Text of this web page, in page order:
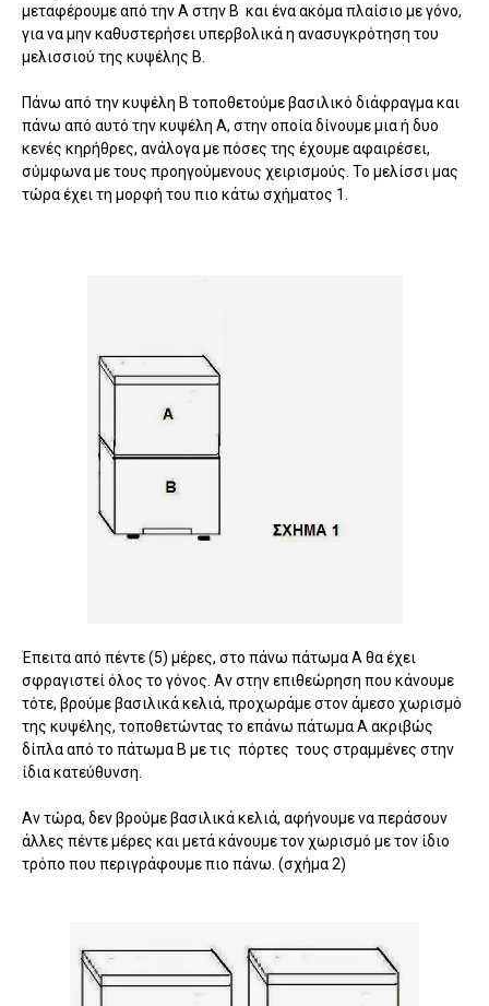
μεταφέρουμε από την Α στην Β και ένα ακόμα πλαίσιο με γόνο,
για να μην καθυστερήσει υπερβολικά η ανασυγκρότηση του
μελισσιού της κυψέλης Β.
Πάνω από την κυψέλη Β τοποθετούμε βασιλικό διάφραγμα και
πάνω από αυτό την κυψέλη Α, στην οποία δίνουμε μια ή δυο
κενές κηρήθρες, ανάλογα με πόσες της έχουμε αφαιρέσει,
σύμφωνα με τους προηγούμενους χειρισμούς. Το μελίσσι μας
τώρα έχει τη μορφή του πιο κάτω σχήματος 1.
Έπειτα από πέντε (5) μέρες, στο πάνω πάτωμα Α θα έχει
σφραγιστεί όλος το γόνος. Αν στην επιθεώρηση που κάνουμε
τότε, βρούμε βασιλικά κελιά, προχωράμε στον άμεσο χωρισμό
της κυψέλης, τοποθετώντας το επάνω πάτωμα Α ακριβώς
δίπλα από το πάτωμα Β με τις πόρτες τους στραμμένες στην
ίδια κατεύθυνση.
Αν τώρα, δεν βρούμε βασιλικά κελιά, αφήνουμε να περάσουν
άλλες πέντε μέρες και μετά κάνουμε τον χωρισμό με τον ίδιο
τρόπο που περιγράφουμε πιο πάνω. (σχήμα 2)